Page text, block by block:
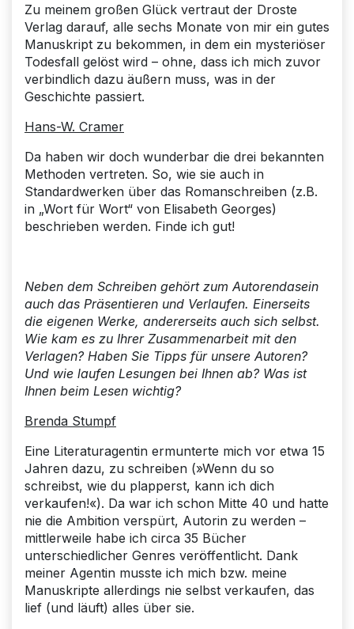
Zu meinem großen Glück vertraut der Droste
Verlag darauf, alle sechs Monate von mir ein gutes
Manuskript zu bekommen, in dem ein mysteriöser
Todesfall gelöst wird – ohne, dass ich mich zuvor
verbindlich dazu äußern muss, was in der
Geschichte passiert.
Hans-W. Cramer
Da haben wir doch wunderbar die drei bekannten
Methoden vertreten. So, wie sie auch in
Standardwerken über das Romanschreiben (z.B.
in „Wort für Wort“ von Elisabeth Georges)
beschrieben werden. Finde ich gut!
Neben dem Schreiben gehört zum Autorendasein
auch das Präsentieren und Verlaufen. Einerseits
die eigenen Werke, andererseits auch sich selbst.
Wie kam es zu Ihrer Zusammenarbeit mit den
Verlagen? Haben Sie Tipps für unsere Autoren?
Und wie laufen Lesungen bei Ihnen ab? Was ist
Ihnen beim Lesen wichtig?
Brenda Stumpf
Eine Literaturagentin ermunterte mich vor etwa 15
Jahren dazu, zu schreiben (»Wenn du so
schreibst, wie du plapperst, kann ich dich
verkaufen!«). Da war ich schon Mitte 40 und hatte
nie die Ambition verspürt, Autorin zu werden –
mittlerweile habe ich circa 35 Bücher
unterschiedlicher Genres veröffentlicht. Dank
meiner Agentin musste ich mich bzw. meine
Manuskripte allerdings nie selbst verkaufen, das
lief (und läuft) alles über sie.